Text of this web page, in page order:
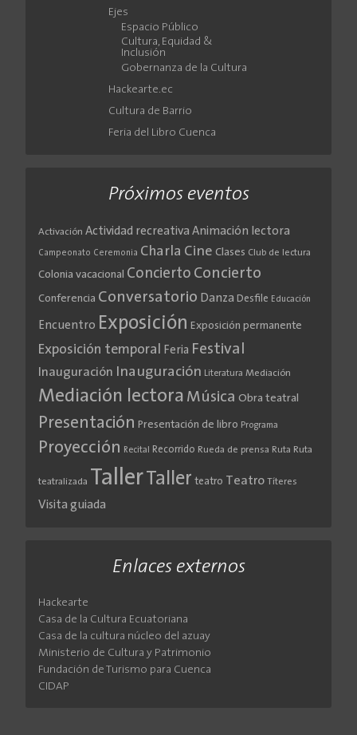
Ejes
Espacio Público
Cultura, Equidad &
Inclusión
Gobernanza de la Cultura
Hackearte.ec
Cultura de Barrio
Feria del Libro Cuenca
Próximos eventos
Activación Actividad recreativa Animación lectora
Campeonato Ceremonia Charla Cine Clases Club de lectura
Colonia vacacional Concierto Concierto
Conferencia Conversatorio Danza Desfile Educación
Encuentro Exposición Exposición permanente
Exposición temporal Feria Festival
Inauguración Inauguración Literatura Mediación
Mediación lectora Música Obra teatral
Presentación Presentación de libro Programa
Proyección Recital Recorrido Rueda de prensa Ruta Ruta
teatralizada Taller Taller teatro Teatro Títeres
Visita guiada
Enlaces externos
Hackearte
Casa de la Cultura Ecuatoriana
Casa de la cultura núcleo del azuay
Ministerio de Cultura y Patrimonio
Fundación de Turismo para Cuenca
CIDAP